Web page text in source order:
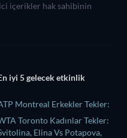
içerikler hak sahibinin
iyi 5 gelecek etkinlik
Montreal Erkekler Tekler:
Toronto Kadınlar Tekler:
Elina Vs Potapova,